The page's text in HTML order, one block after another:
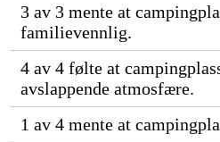
3 av 3 mente at
familievennlig.
4 av 4 følte at
avslappende atmosfære.
1 av 4 mente at